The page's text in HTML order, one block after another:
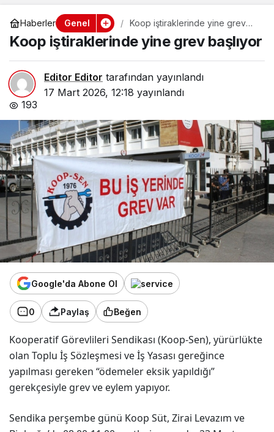
Haberler Genel
Koop iştiraklerinde yine grev
başlıyor
Koop iştiraklerinde yine grev başlıyor
Editor Editor tarafından yayınlandı
17 Mart 2026, 12:18 yayınlandı
193
Google'da Abone Ol
0 Paylaş Beğen
Kooperatif Görevlileri Sendikası (Koop-Sen), yürürlükte
olan Toplu İş Sözleşmesi ve İş Yasası gereğince
yapılması gereken “ödemeler eksik yapıldığı”
gerekçesiyle grev ve eylem yapıyor.
Sendika perşembe günü Koop Süt, Zirai Levazım ve